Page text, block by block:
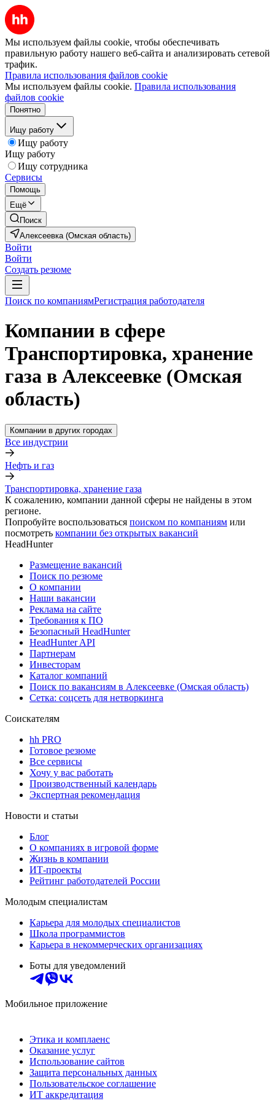
Мы используем файлы cookie, чтобы обеспечивать
правильную работу нашего веб-сайта и анализировать сетевой
трафик.
Правила использования файлов cookie
Мы используем файлы cookie. Правила использования
файлов cookie
Понятно
Ищу работу
Ищу работу
Ищу работу
Ищу сотрудника
Сервисы
Помощь
Ещё
Поиск
Алексеевка (Омская область)
Войти
Войти
Создать резюме
Поиск по компаниямРегистрация работодателя
Компании в сфере
Транспортировка, хранение
газа в Алексеевке (Омская
область)
Компании в других городах
Все индустрии
Нефть и газ
Транспортировка, хранение газа
К сожалению, компании данной сферы не найдены в этом
регионе.
Попробуйте воспользоваться поиском по компаниям или
посмотреть компании без открытых вакансий
HeadHunter
Размещение вакансий
Поиск по резюме
О компании
Наши вакансии
Реклама на сайте
Требования к ПО
Безопасный HeadHunter
HeadHunter API
Партнерам
Инвесторам
Каталог компаний
Поиск по вакансиям в Алексеевке (Омская область)
Сетка: соцсеть для нетворкинга
Соискателям
hh PRO
Готовое резюме
Все сервисы
Хочу у вас работать
Производственный календарь
Экспертная рекомендация
Новости и статьи
Блог
О компаниях в игровой форме
Жизнь в компании
ИТ-проекты
Рейтинг работодателей России
Молодым специалистам
Карьера для молодых специалистов
Школа программистов
Карьера в некоммерческих организациях
Боты для уведомлений
Мобильное приложение
Этика и комплаенс
Оказание услуг
Использование сайтов
Защита персональных данных
Пользовательское соглашение
ИТ аккредитация